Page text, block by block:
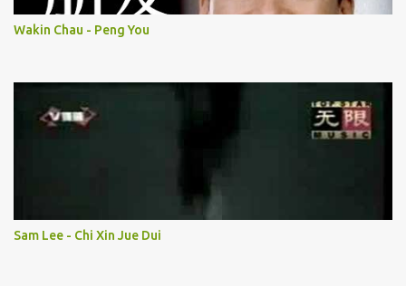
Wakin Chau - Peng You
Sam Lee - Chi Xin Jue Dui